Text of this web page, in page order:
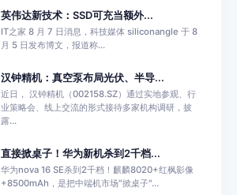
英伟达新技术：SSD可充当额外...
IT之家 8 月 7 日消息，科技媒体 siliconangle 于 8
月 5 日发布博文，报道称...
汉钟精机：真空泵布局光伏、半导...
近日， 汉钟精机（002158.SZ）通过实地参观、行
业策略会、线上交流的形式接待多家机构调研，披
露...
直接掀桌子！华为新机杀到2千档...
华为nova 16 SE杀到2千档！麒麟8020+红枫影像
+8500mAh，是把中端机市场"掀桌子"...